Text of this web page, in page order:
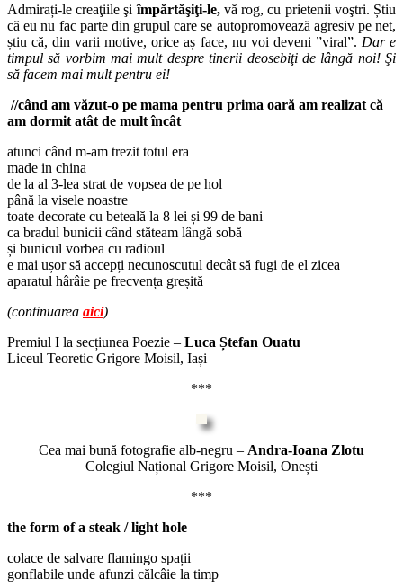
Admirați-le creaţiile şiîmpărtăşiţi-le, vă rog, cu prietenii voştri. Știu
că eu nu fac parte din grupul care se autopromovează agresiv pe net,
știu că, din varii motive, orice aș face, nu voi deveni ”viral”. Dar e
timpul să vorbim mai mult despre tinerii deosebiţi de lângă noi! Şi
să facem mai mult pentru ei!
//când am văzut-o pe mama pentru prima oară am realizat că
am dormit atât de mult încât
atunci când m-am trezit totul era
made in china
de la al 3-lea strat de vopsea de pe hol
până la visele noastre
toate decorate cu beteală la 8 lei și 99 de bani
ca bradul bunicii când stăteam lângă sobă
și bunicul vorbea cu radioul
e mai ușor să accepți necunoscutul decât să fugi de el zicea
aparatul hârâie pe frecvența greșită
(continuarea aici)
Premiul I la secțiunea Poezie – Luca Ștefan Ouatu
Liceul Teoretic Grigore Moisil, Iași
***
Cea mai bună fotografie alb-negru – Andra-Ioana Zlotu
Colegiul Național Grigore Moisil, Onești
***
the form of a steak / light hole
colace de salvare flamingo spații
gonflabile unde afunzi călcâie la timp